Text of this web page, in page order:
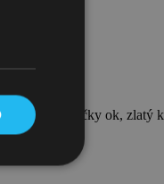
sú ok, rúčky ok, zlatý